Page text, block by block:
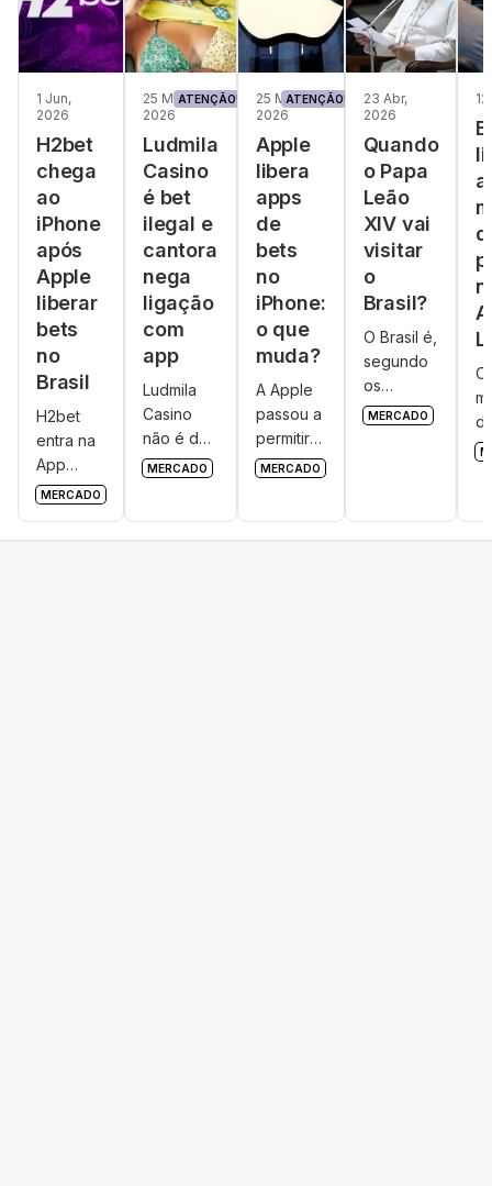
1 Jun,
2026
H2bet
chega
ao
iPhone
após
Apple
liberar
bets
no
Brasil
H2bet
entra na
App
Store e
MERCADO
25 Mai,
2026
ATENÇÃO!
Ludmila
Casino
é bet
ilegal e
cantora
nega
ligação
com
app
Ludmila
Casino
não é da
Ludmilla.
MERCADO
25 Mai,
2026
ATENÇÃO!
Apple
libera
apps
de
bets
no
iPhone:
o que
muda?
A Apple
passou a
permitir
que
MERCADO
23 Abr,
2026
Quando
o Papa
Leão
XIV vai
visitar
o
Brasil?
O Brasil é,
segundo
os
mercados
MERCADO